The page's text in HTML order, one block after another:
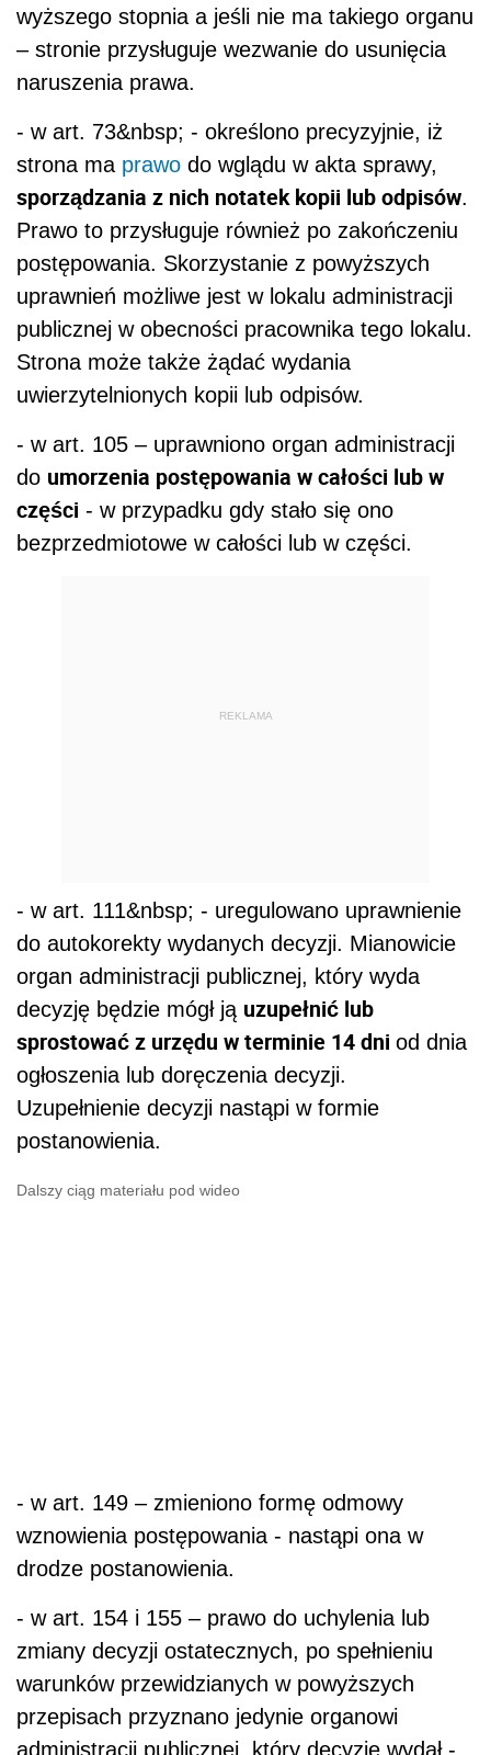
wyższego stopnia a jeśli nie ma takiego organu
– stronie przysługuje wezwanie do usunięcia
naruszenia prawa.
- w art. 73&nbsp; - określono precyzyjnie, iż
strona ma prawo do wglądu w akta sprawy,
sporządzania z nich notatek kopii lub odpisów.
Prawo to przysługuje również po zakończeniu
postępowania. Skorzystanie z powyższych
uprawnień możliwe jest w lokalu administracji
publicznej w obecności pracownika tego lokalu.
Strona może także żądać wydania
uwierzytelnionych kopii lub odpisów.
- w art. 105 – uprawniono organ administracji
do umorzenia postępowania w całości lub w
części - w przypadku gdy stało się ono
bezprzedmiotowe w całości lub w części.
REKLAMA
- w art. 111&nbsp; - uregulowano uprawnienie
do autokorekty wydanych decyzji. Mianowicie
organ administracji publicznej, który wyda
decyzję będzie mógł ją uzupełnić lub
sprostować z urzędu w terminie 14 dni od dnia
ogłoszenia lub doręczenia decyzji.
Uzupełnienie decyzji nastąpi w formie
postanowienia.
Dalszy ciąg materiału pod wideo
- w art. 149 – zmieniono formę odmowy
wznowienia postępowania - nastąpi ona w
drodze postanowienia.
- w art. 154 i 155 – prawo do uchylenia lub
zmiany decyzji ostatecznych, po spełnieniu
warunków przewidzianych w powyższych
przepisach przyznano jedynie organowi
administracji publicznej, który decyzję wydał -